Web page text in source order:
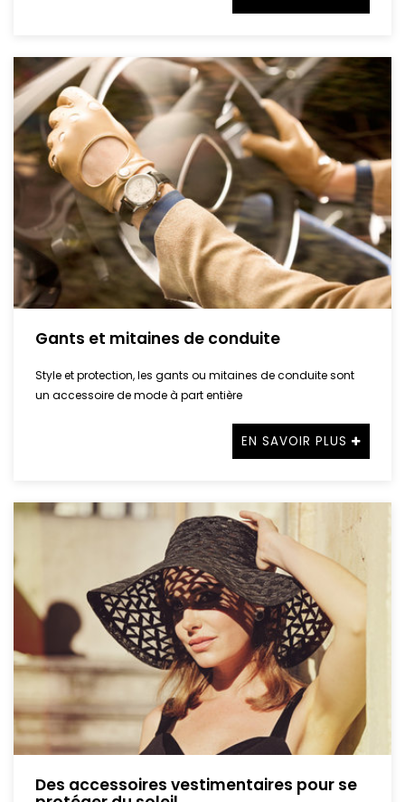
Gants et mitaines de conduite
Style et protection, les gants ou mitaines de conduite sont
un accessoire de mode à part entière
EN SAVOIR PLUS
Des accessoires vestimentaires pour se